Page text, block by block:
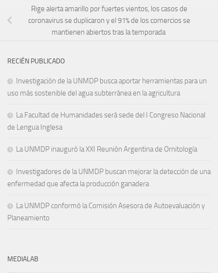
Rige alerta amarillo por fuertes vientos, los casos de
coronavirus se duplicaron y el 91% de los comercios se
mantienen abiertos tras la temporada
RECIÉN PUBLICADO
Investigación de la UNMDP busca aportar herramientas para un
uso más sostenible del agua subterránea en la agricultura
La Facultad de Humanidades será sede del I Congreso Nacional
de Lengua Inglesa
La UNMDP inauguró la XXI Reunión Argentina de Ornitología
Investigadores de la UNMDP buscan mejorar la detección de una
enfermedad que afecta la producción ganadera
La UNMDP conformó la Comisión Asesora de Autoevaluación y
Planeamiento
MEDIALAB